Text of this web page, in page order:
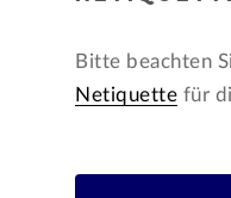
Bitte beachten
Netiquette für